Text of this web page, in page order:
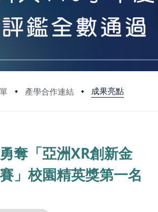
產學合作連結 成果亮點
奪「亞洲XR創新金
」校園精英獎第一名